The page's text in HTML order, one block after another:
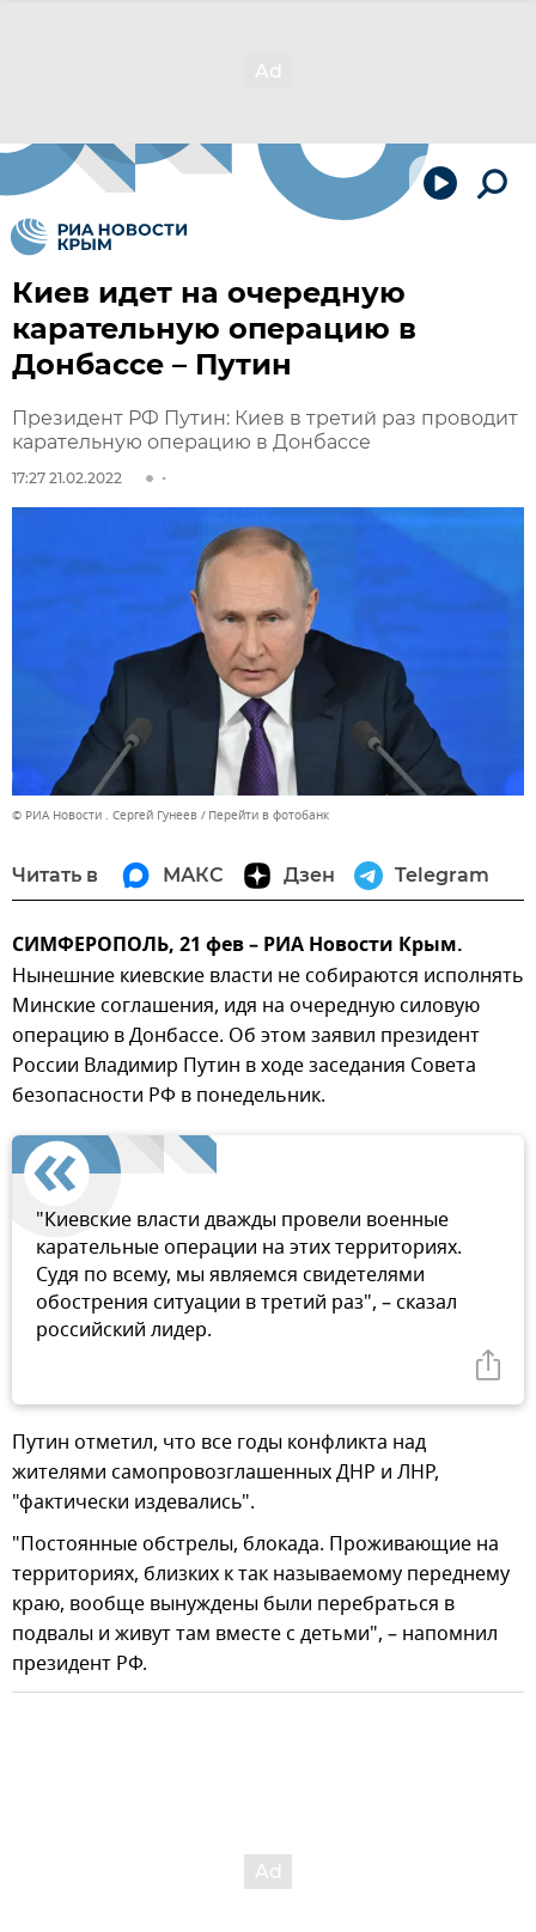
Киев идет на очередную
карательную операцию в
Донбассе – Путин
Президент РФ Путин: Киев в третий раз проводит
карательную операцию в Донбассе
17:27 21.02.2022
© РИА Новости . Сергей Гунеев Перейти в фотобанк
Читать в МАКС Дзен Telegram
СИМФЕРОПОЛЬ, 21 фев – РИА Новости Крым.
Нынешние киевские власти не собираются исполнять
Минские соглашения, идя на очередную силовую
операцию в Донбассе. Об этом заявил президент
России Владимир Путин в ходе заседания Совета
безопасности РФ в понедельник.
"Киевские власти дважды провели военные
карательные операции на этих территориях.
Судя по всему, мы являемся свидетелями
обострения ситуации в третий раз", – сказал
российский лидер.
Путин отметил, что все годы конфликта над
жителями самопровозглашенных ДНР и ЛНР,
"фактически издевались".
"Постоянные обстрелы, блокада. Проживающие на
территориях, близких к так называемому переднему
краю, вообще вынуждены были перебраться в
подвалы и живут там вместе с детьми", – напомнил
президент РФ.